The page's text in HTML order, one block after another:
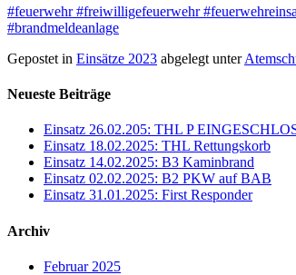
#feuerwehr#freiwilligefeuerwehr
#brandmeldeanlage
Gepostet in Einsätze 2023 abgelegt unter
Neueste Beiträge
Einsatz 26.02.205: THL P
Einsatz 18.02.2025: THL Rettungskorb
Einsatz 14.02.2025: B3 Kaminbrand
Einsatz 02.02.2025: B2 PKW auf BAB
Einsatz 31.01.2025: First Responder
Archiv
Februar 2025